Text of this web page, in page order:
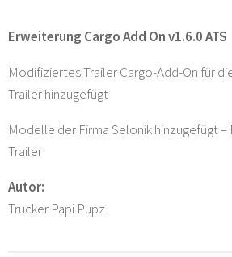
Erweiterung Cargo Add On v1.6.0 ATS
Modifiziertes Trailer Cargo-Add-On für
Trailer hinzugefügt
Modelle der Firma Selonik hinzugefügt
Trailer
Autor:
Trucker Papi Pupz